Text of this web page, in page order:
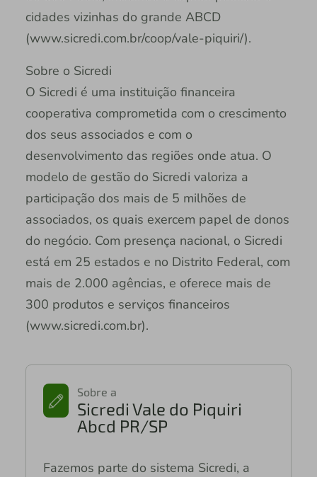
cidades vizinhas do grande ABCD
(www.sicredi.com.br/coop/vale-piquiri/).
Sobre o Sicredi
O Sicredi é uma instituição financeira
cooperativa comprometida com o crescimento
dos seus associados e com o
desenvolvimento das regiões onde atua. O
modelo de gestão do Sicredi valoriza a
participação dos mais de 5 milhões de
associados, os quais exercem papel de donos
do negócio. Com presença nacional, o Sicredi
está em 25 estados e no Distrito Federal, com
mais de 2.000 agências, e oferece mais de
300 produtos e serviços financeiros
(www.sicredi.com.br).
Sobre a
Sicredi Vale do Piquiri
Abcd PR/SP
Fazemos parte do sistema Sicredi, a